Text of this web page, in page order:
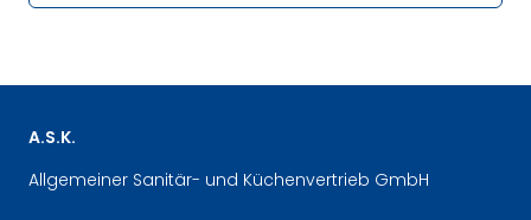
A.S.K.
Allgemeiner Sanitär- und Küchenvertrieb GmbH